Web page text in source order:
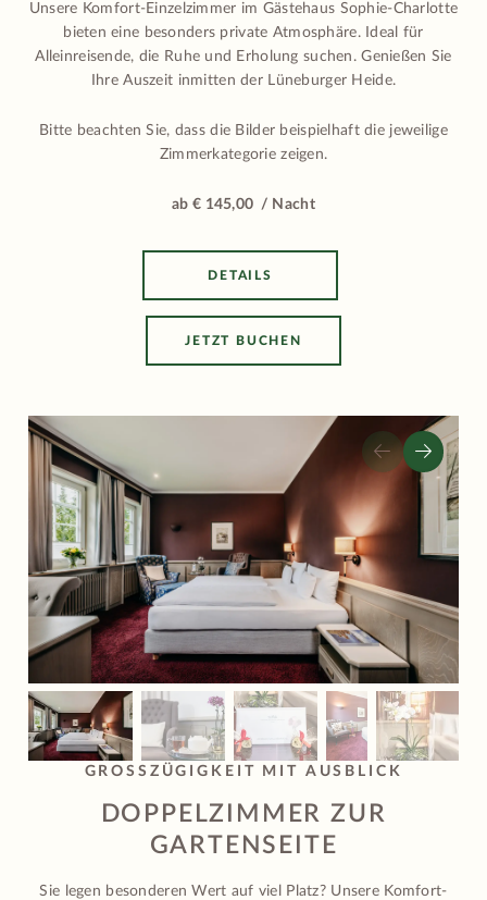
Unsere Komfort-Einzelzimmer im Gästehaus Sophie-Charlotte
bieten eine besonders private Atmosphäre. Ideal für
Alleinreisende, die Ruhe und Erholung suchen. Genießen Sie
Ihre Auszeit inmitten der Lüneburger Heide.
Bitte beachten Sie, dass die Bilder beispielhaft die jeweilige
Zimmerkategorie zeigen.
ab € 145,00 / Nacht
DETAILS
JETZT BUCHEN
DOPPELZIMMER ZUR
GARTENSEITE
GROSSZÜGIGKEIT MIT AUSBLICK
Sie legen besonderen Wert auf viel Platz? Unsere Komfort-